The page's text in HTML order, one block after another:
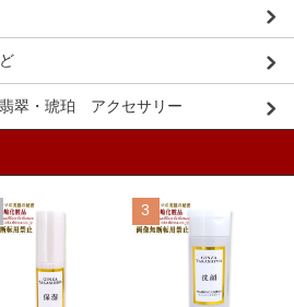
翠・琥珀 アクセサリー
3